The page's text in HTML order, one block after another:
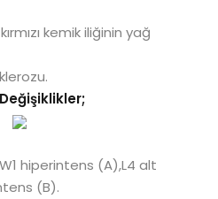
kemik iliğinin yağ
hiperintens (A),L4 alt
(B).